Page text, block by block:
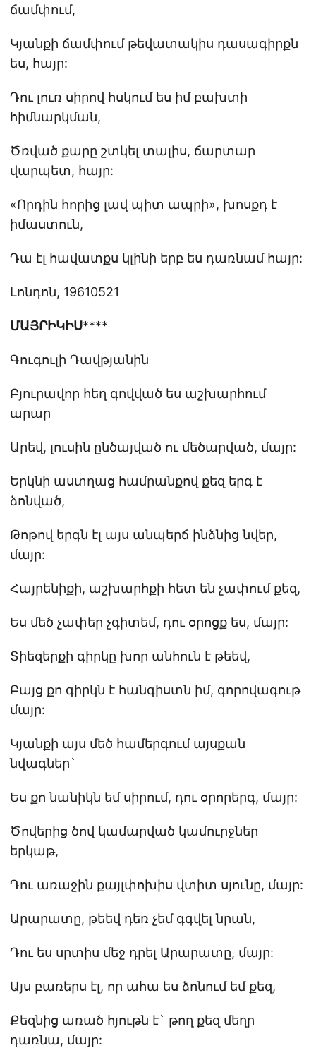
ճամփում,
Կյանքի ճամփում թեվատակիս դասագիրքն
ես, հայր:
Դու լուռ սիրով հսկում ես իմ բախտի
հիմնարկման,
Ծռված քարը շտկել տալիս, ճարտար
վարպետ, հայր:
«Որդին հորից լավ պիտ ապրի», խոսքդ է
իմաստուն,
Դա էլ հավատքս կլինի երբ ես դառնամ հայր:
Լոնդոն, 19610521
ՄԱՅՐԻԿԻՍ****
Գուգուլի Դավթյանին
Բյուրավոր հեղ գովված ես աշխարհում
արար
Արեվ, լուսին ընծայված ու մեծարված, մայր:
Երկնի աստղաց համրանքով քեզ երգ է
ձոնված,
Թոթով երգն էլ այս անպերճ ինձնից նվեր,
մայր:
Հայրենիքի, աշխարհքի հետ են չափում քեզ,
Ես մեծ չափեր չգիտեմ, դու օրոցք ես, մայր:
Տիեզերքի գիրկը խոր անհուն է թեեվ,
Բայց քո գիրկն է հանգիստն իմ, գորովագութ
մայր:
Կյանքի այս մեծ համերգում այսքան
նվագներ`
Ես քո նանիկն եմ սիրում, դու օրորերգ, մայր:
Ծովերից ծով կամարված կամուրջներ
երկաթ,
Դու առաջին քայլփոխիս վտիտ սյունը, մայր:
Արարատը, թեեվ դեռ չեմ գգվել նրան,
Դու ես սրտիս մեջ դրել Արարատը, մայր:
Այս բառերս էլ, որ ահա ես ձոնում եմ քեզ,
Քեզնից առած հյութն է` թող քեզ մեղր
դառնա, մայր: